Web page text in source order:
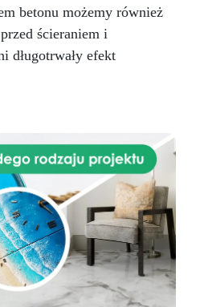
betonu możemy również
ścieraniem i
długotrwały efekt